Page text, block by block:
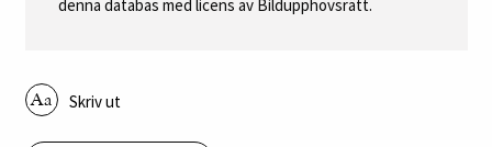
denna databas med licens av Bildupphovsrätt.
Skriv ut